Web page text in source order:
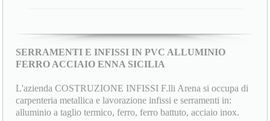
SERRAMENTI E INFISSI IN PVC ALLUMINIO
FERRO ACCIAIO ENNA SICILIA
L'azienda COSTRUZIONE INFISSI F.lli Arena si occupa di
carpenteria metallica e lavorazione infissi e serramenti in:
alluminio a taglio termico, ferro, ferro battuto, acciaio inox.